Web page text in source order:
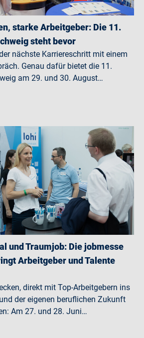
starke Arbeitgeber: Die 11.
steht bevor
nächste Karriereschritt mit einem
Genau dafür bietet die 11.
am 29. und 30. August…
und Traumjob: Die jobmesse
Arbeitgeber und Talente
direkt mit Top-Arbeitgebern ins
der eigenen beruflichen Zukunft
Am 27. und 28. Juni…